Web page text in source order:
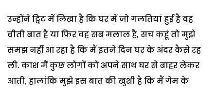
उन्होंने ट्विट में लिखा है कि घर में जो गलतियां हुई है वह
बीती बात है या फिर वह सब मलाल है, सच कहूं तो मुझे
समझ नहीं आ रहा है कि मैं इतने दिन घर के अंदर कैसे रह
ली. काश मैं कुछ लोगों को अपने साथ घर से बाहर लेकर
आती, हालांकि मुझे इस बात की खुशी है कि मैं गेम के